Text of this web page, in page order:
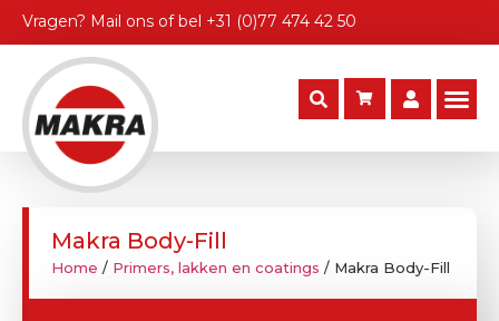
Vragen? Mail ons of bel +31 (0)77 474 42 50
Makra Body-Fill
Home / Primers, lakken en coatings / Makra Body-Fill